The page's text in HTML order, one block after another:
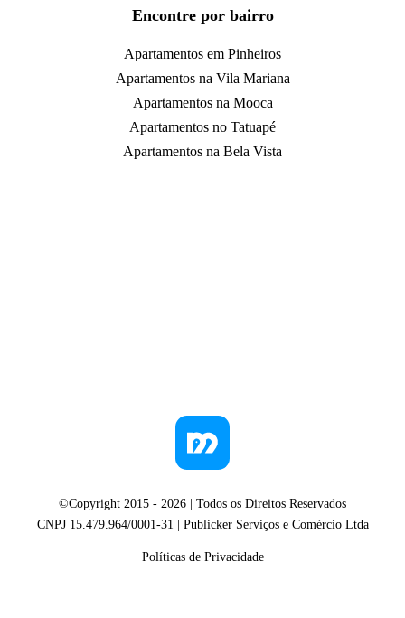
Encontre por bairro
Apartamentos em Pinheiros
Apartamentos na Vila Mariana
Apartamentos na Mooca
Apartamentos no Tatuapé
Apartamentos na Bela Vista
©Copyright 2015 - 2026 | Todos os Direitos Reservados
CNPJ 15.479.964/0001-31 | Publicker Serviços e Comércio Ltda
Políticas de Privacidade